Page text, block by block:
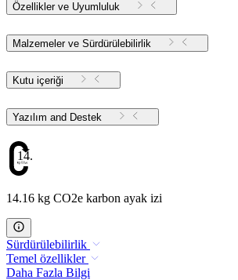
Özellikler ve Uyumluluk
Malzemeler ve Sürdürülebilirlik
Kutu içeriği
Yazılım and Destek
14.16
14.16 kg CO2e karbon ayak izi
Sürdürülebilirlik
Temel özellikler
Daha Fazla Bilgi